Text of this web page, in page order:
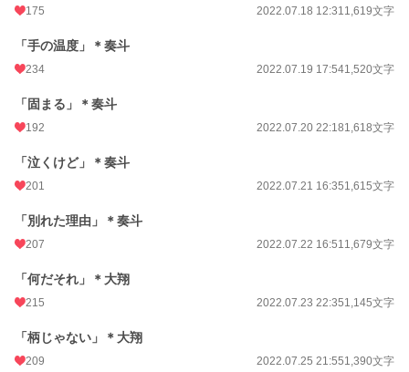
175 2022.07.18 12:311,619文字
「手の温度」＊奏斗
234 2022.07.19 17:541,520文字
「固まる」＊奏斗
192 2022.07.20 22:181,618文字
「泣くけど」＊奏斗
201 2022.07.21 16:351,615文字
「別れた理由」＊奏斗
207 2022.07.22 16:511,679文字
「何だそれ」＊大翔
215 2022.07.23 22:351,145文字
「柄じゃない」＊大翔
209 2022.07.25 21:551,390文字